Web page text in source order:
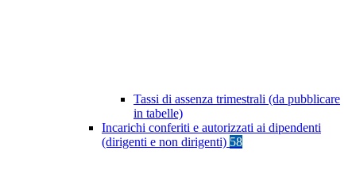
Tassi di assenza trimestrali (da pubblicare
in tabelle)
Incarichi conferiti e autorizzati ai dipendenti
(dirigenti e non dirigenti) 58